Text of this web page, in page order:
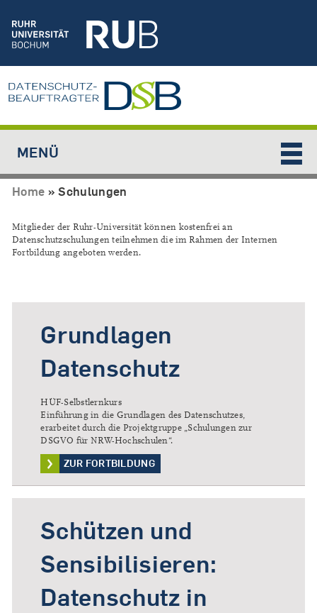
MENÜ
Home »Schulungen
Mitglieder der Ruhr-Universität können kostenfrei an
Datenschutzschulungen teilnehmen die im Rahmen der Internen
Fortbildung angeboten werden.
Grundlagen
Datenschutz
HÜF-Selbstlernkurs
​Einführung in die Grundlagen des Datenschutzes,
erarbeitet durch die Projektgruppe „Schulungen zur
DSGVO für NRW-Hochschulen“.
ZUR FORTBILDUNG
Schützen und
Sensibilisieren:
Datenschutz in